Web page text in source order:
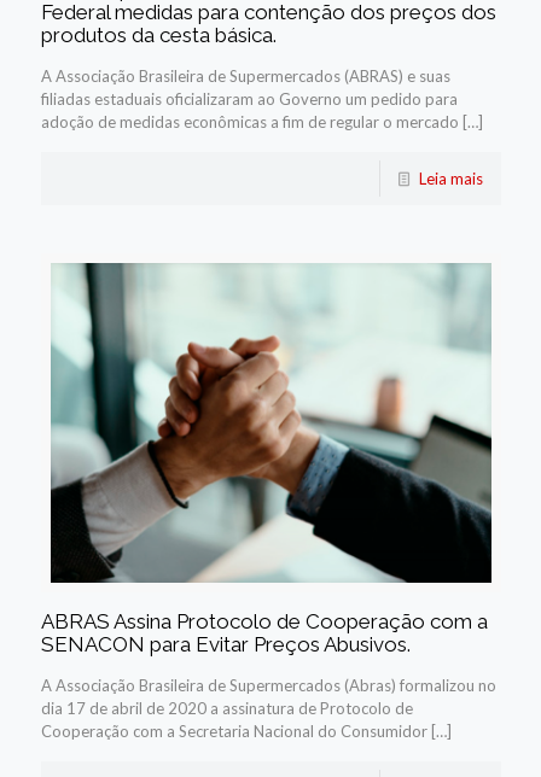
Federal medidas para contenção dos preços dos
produtos da cesta básica.
A Associação Brasileira de Supermercados (ABRAS) e suas
filiadas estaduais oficializaram ao Governo um pedido para
adoção de medidas econômicas a fim de regular o mercado […]
Leia mais
ABRAS Assina Protocolo de Cooperação com a
SENACON para Evitar Preços Abusivos.
A Associação Brasileira de Supermercados (Abras) formalizou no
dia 17 de abril de 2020 a assinatura de Protocolo de
Cooperação com a Secretaria Nacional do Consumidor […]